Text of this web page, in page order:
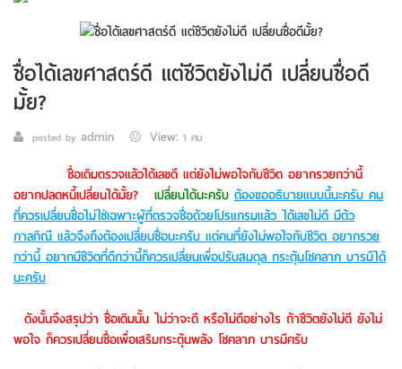
ชื่อได้เลขศาสตร์ดี แต่ชีวิตยังไม่ดี เปลี่ยนชื่อดี
มั้ย?
posted by admin View: 1 คน
ชื่อเดิมตรวจแล้วได้เลขดี แต่ยังไม่พอใจกับชีวิต อยากรวยกว่านี้
อยากปลดหนี้เปลี่ยนได้มั้ย?
เปลี่ยนได้นะครับ ต้องขออธิบายแบบนี้นะครับ คน
ที่ควรเปลี่ยนชื่อไม่ใช่เฉพาะผู้ที่ตรวจชื่อด้วยโปรแกรมแล้ว ได้เลขไม่ดี มีตัว
กาลกิณี แล้วจึงถึงต้องเปลี่ยนชื่อนะครับ แต่คนที่ยังไม่พอใจกับชีวิต อยากรวย
กว่านี้ อยากมีชีวิตที่ดีกว่านี้ก็ควรเปลี่ยนเพื่อปรับสมดุล กระตุ้นโชคลาภ บารมีได้
นะครับ
ดังนั้นจึงสรุปว่า ชื่อเดิมนั้น ไม่ว่าจะดี หรือไม่ดีอย่างไร ถ้าชีวิตยังไม่ดี ยังไม่
พอใจ ก็ควรเปลี่ยนชื่อเพื่อเสริมกระตุ้นพลัง โชคลาภ บารมีครับ